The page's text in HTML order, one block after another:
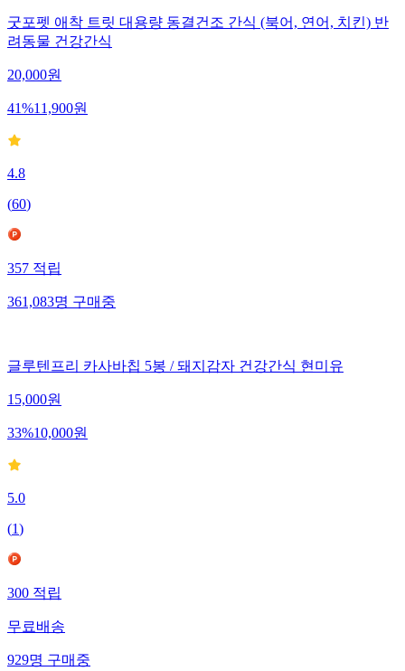
굿포펫 애착 트릿 대용량 동결건조 간식 (북어, 연어, 치킨) 반
려동물 건강간식
20,000원
41%11,900원
4.8
(60)
357적립
361,083명구매중
글루텐프리 카사바칩 5봉 / 돼지감자 건강간식 현미유
15,000원
33%10,000원
5.0
(1)
300적립
무료배송
929명구매중